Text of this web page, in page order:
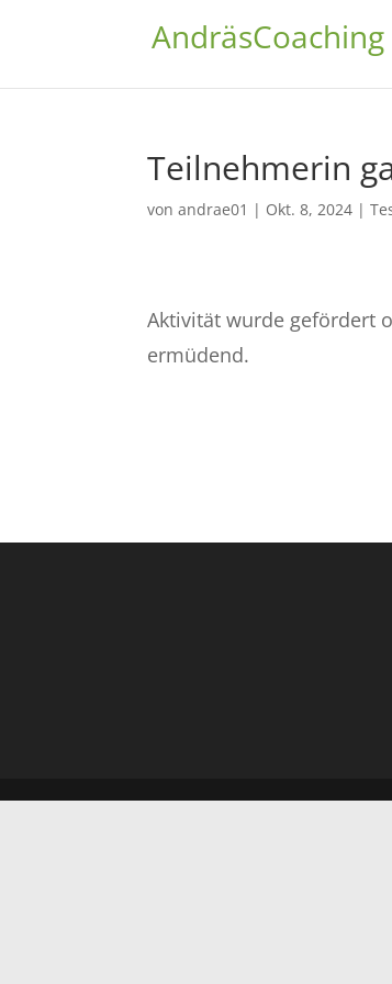
AndräsCoaching
Teilnehmerin
vonandrae01 | Okt. 8, 2024 |
Aktivität wurde gefördert
ermüdend.